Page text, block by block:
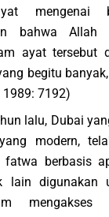
mengenai
bahwa Allah
ayat tersebut
begitu
1989: 7192)
lalu, Dubai
modern,
berbasis
lain digunakan
mengakses